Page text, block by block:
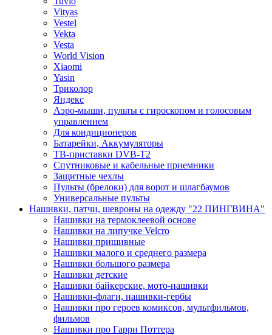
Vityas
Vestel
Vekta
Vesta
World Vision
Xiaomi
Yasin
Триколор
Яндекс
Аэро-мыши, пульты с гироскопом и голосовым
управлением
Для кондиционеров
Батарейки, Аккумуляторы
ТВ-приставки DVB-T2
Спутниковые и кабельные приемники
Защитные чехлы
Пульты (брелоки) для ворот и шлагбаумов
Универсальные пульты
Нашивки, патчи, шевроны на одежду "22 ПИНГВИНА"
Нашивки на термоклеевой основе
Нашивки на липучке Velcro
Нашивки пришивные
Нашивки малого и среднего размера
Нашивки большого размера
Нашивки детские
Нашивки байкерские, мото-нашивки
Нашивки-флаги, нашивки-гербы
Нашивки про героев комиксов, мультфильмов,
фильмов
Нашивки про Гарри Поттера